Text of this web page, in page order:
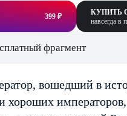
399 ₽
КУПИТЬ
навсегда в
фрагмент
вошедший в
хороших